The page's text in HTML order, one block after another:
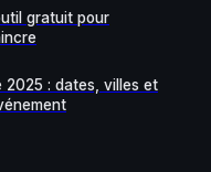
gratuit pour
2025 : dates, villes et